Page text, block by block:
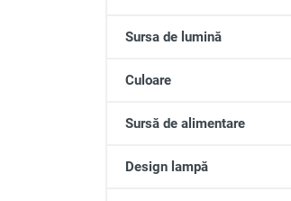
Sursa de lumină
Culoare
Sursă de alimentare
Design lampă